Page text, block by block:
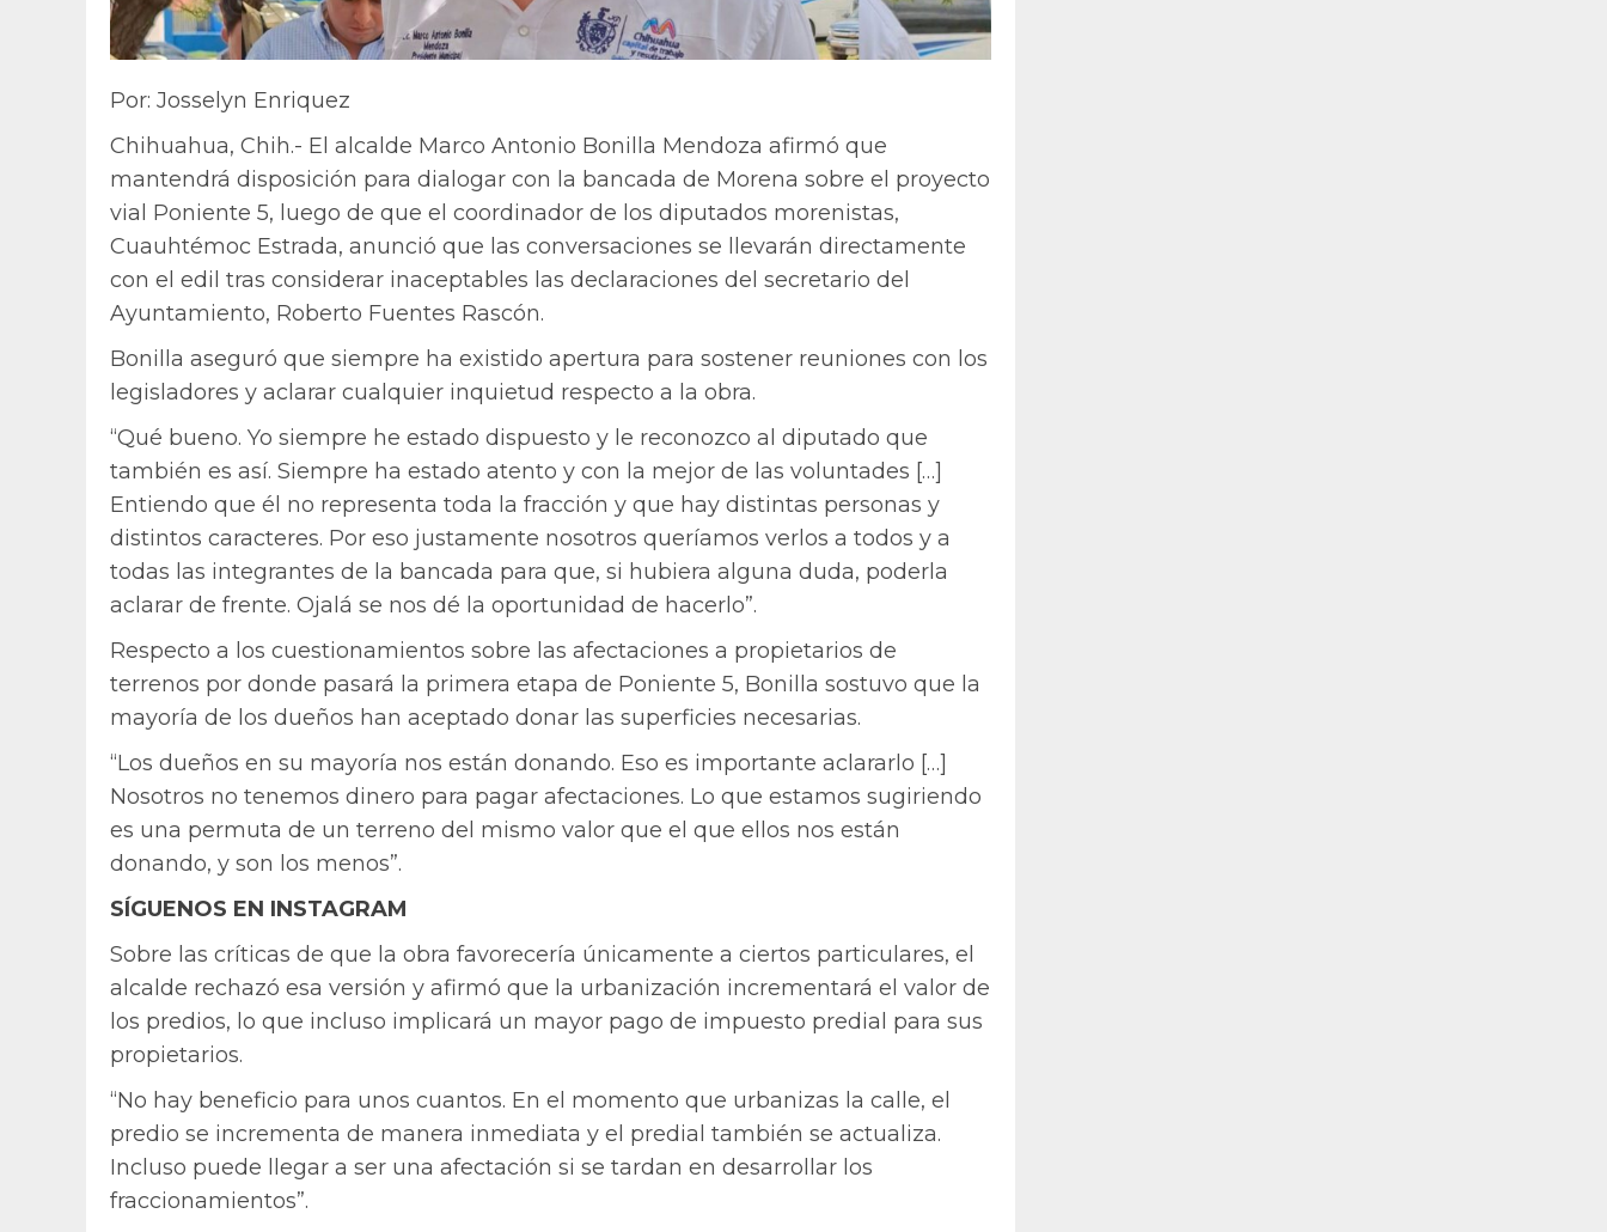
Por: Josselyn Enriquez
Chihuahua, Chih.- El alcalde Marco Antonio Bonilla Mendoza afirmó que
mantendrá disposición para dialogar con la bancada de Morena sobre el proyecto
vial Poniente 5, luego de que el coordinador de los diputados morenistas,
Cuauhtémoc Estrada, anunció que las conversaciones se llevarán directamente
con el edil tras considerar inaceptables las declaraciones del secretario del
Ayuntamiento, Roberto Fuentes Rascón.
Bonilla aseguró que siempre ha existido apertura para sostener reuniones con los
legisladores y aclarar cualquier inquietud respecto a la obra.
“Qué bueno. Yo siempre he estado dispuesto y le reconozco al diputado que
también es así. Siempre ha estado atento y con la mejor de las voluntades […]
Entiendo que él no representa toda la fracción y que hay distintas personas y
distintos caracteres. Por eso justamente nosotros queríamos verlos a todos y a
todas las integrantes de la bancada para que, si hubiera alguna duda, poderla
aclarar de frente. Ojalá se nos dé la oportunidad de hacerlo”.
Respecto a los cuestionamientos sobre las afectaciones a propietarios de
terrenos por donde pasará la primera etapa de Poniente 5, Bonilla sostuvo que la
mayoría de los dueños han aceptado donar las superficies necesarias.
“Los dueños en su mayoría nos están donando. Eso es importante aclararlo […]
Nosotros no tenemos dinero para pagar afectaciones. Lo que estamos sugiriendo
es una permuta de un terreno del mismo valor que el que ellos nos están
donando, y son los menos”.
SÍGUENOS EN INSTAGRAM
Sobre las críticas de que la obra favorecería únicamente a ciertos particulares, el
alcalde rechazó esa versión y afirmó que la urbanización incrementará el valor de
los predios, lo que incluso implicará un mayor pago de impuesto predial para sus
propietarios.
“No hay beneficio para unos cuantos. En el momento que urbanizas la calle, el
predio se incrementa de manera inmediata y el predial también se actualiza.
Incluso puede llegar a ser una afectación si se tardan en desarrollar los
fraccionamientos”.